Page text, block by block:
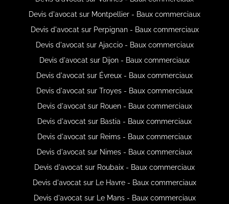
Devis d'avocat sur Montpellier - Baux commerciaux
Devis d'avocat sur Perpignan - Baux commerciaux
Devis d'avocat sur Ajaccio - Baux commerciaux
Devis d'avocat sur Dijon - Baux commerciaux
Devis d'avocat sur Évreux - Baux commerciaux
Devis d'avocat sur Troyes - Baux commerciaux
Devis d'avocat sur Rouen - Baux commerciaux
Devis d'avocat sur Bastia - Baux commerciaux
Devis d'avocat sur Reims - Baux commerciaux
Devis d'avocat sur Nimes - Baux commerciaux
Devis d'avocat sur Roubaix - Baux commerciaux
Devis d'avocat sur Le Havre - Baux commerciaux
Devis d'avocat sur Le Mans - Baux commerciaux